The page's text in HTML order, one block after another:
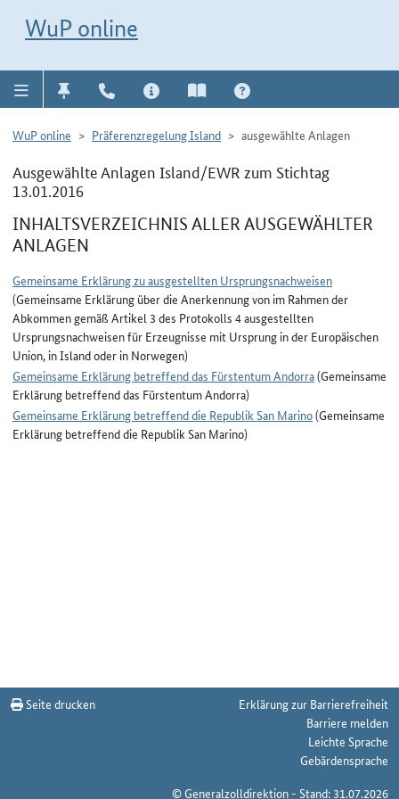
WuP online
WuP online Präferenzregelung Island ausgewählte Anlagen
Ausgewählte Anlagen Island/EWR zum Stichtag
13.01.2016
INHALTSVERZEICHNIS ALLER AUSGEWÄHLTER
ANLAGEN
Gemeinsame Erklärung zu ausgestellten Ursprungsnachweisen
(Gemeinsame Erklärung über die Anerkennung von im Rahmen der
Abkommen gemäß Artikel 3 des Protokolls 4 ausgestellten
Ursprungsnachweisen für Erzeugnisse mit Ursprung in der Europäischen
Union, in Island oder in Norwegen)
Gemeinsame Erklärung betreffend das Fürstentum Andorra(Gemeinsame
Erklärung betreffend das Fürstentum Andorra)
Gemeinsame Erklärung betreffend die Republik San Marino(Gemeinsame
Erklärung betreffend die Republik San Marino)
Seite drucken
Erklärung zur Barrierefreiheit
Barriere melden
Leichte Sprache
Gebärdensprache
© Generalzolldirektion - Stand: 31.07.2026